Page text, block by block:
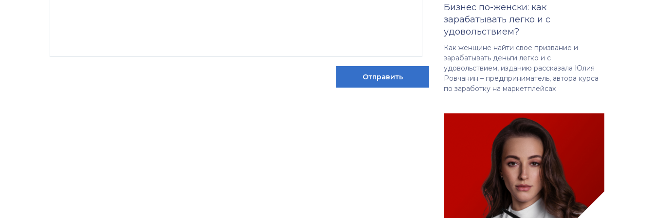
Бизнес по-женски: как
зарабатывать легко и с
удовольствием?
Как женщине найти своё призвание и
зарабатывать деньги легко и с
удовольствием, изданию рассказала Юлия
Ровчанин – предприниматель, автора курса
по заработку на маркетплейсах